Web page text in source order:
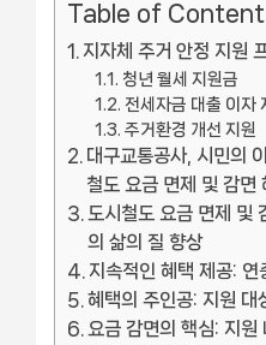
Table of
지자체 주거 안정 지원
청년 월세 지원금
전세자금 대출 이자
주거환경 개선 지원
대구교통공사, 시민의
철도 요금 면제 및 감면
도시철도 요금 면제 및
의 삶의 질 향상
지속적인 혜택 제공: 연
혜택의 주인공: 지원 대
요금 감면의 핵심: 지원